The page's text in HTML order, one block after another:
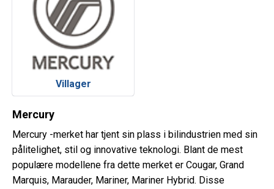
Villager
Mercury
Mercury -merket har tjent sin plass i bilindustrien med sin
pålitelighet, stil og innovative teknologi. Blant de mest
populære modellene fra dette merket er Cougar, Grand
Marquis, Marauder, Mariner, Mariner Hybrid. Disse